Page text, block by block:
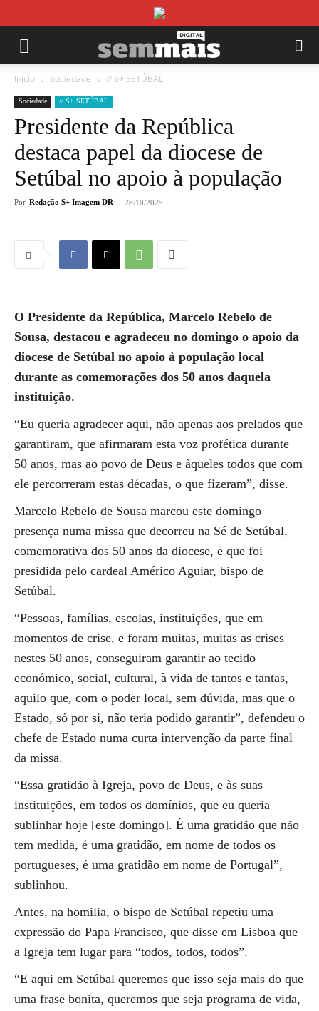
Início Sociedade // S+ SETÚBAL
Sociedade // S+ SETÚBAL
Presidente da República
destaca papel da diocese de
Setúbal no apoio à população
Por Redação S+ Imagem DR - 28/10/2025
O Presidente da República, Marcelo Rebelo de
Sousa, destacou e agradeceu no domingo o apoio da
diocese de Setúbal no apoio à população local
durante as comemorações dos 50 anos daquela
instituição.
“Eu queria agradecer aqui, não apenas aos prelados que
garantiram, que afirmaram esta voz profética durante
50 anos, mas ao povo de Deus e àqueles todos que com
ele percorreram estas décadas, o que fizeram”, disse.
Marcelo Rebelo de Sousa marcou este domingo
presença numa missa que decorreu na Sé de Setúbal,
comemorativa dos 50 anos da diocese, e que foi
presidida pelo cardeal Américo Aguiar, bispo de
Setúbal.
“Pessoas, famílias, escolas, instituições, que em
momentos de crise, e foram muitas, muitas as crises
nestes 50 anos, conseguiram garantir ao tecido
económico, social, cultural, à vida de tantos e tantas,
aquilo que, com o poder local, sem dúvida, mas que o
Estado, só por si, não teria podido garantir”, defendeu o
chefe de Estado numa curta intervenção da parte final
da missa.
“Essa gratidão à Igreja, povo de Deus, e às suas
instituições, em todos os domínios, que eu queria
sublinhar hoje [este domingo]. É uma gratidão que não
tem medida, é uma gratidão, em nome de todos os
portugueses, é uma gratidão em nome de Portugal”,
sublinhou.
Antes, na homilia, o bispo de Setúbal repetiu uma
expressão do Papa Francisco, que disse em Lisboa que
a Igreja tem lugar para “todos, todos, todos”.
“E aqui em Setúbal queremos que isso seja mais do que
uma frase bonita, queremos que seja programa de vida,